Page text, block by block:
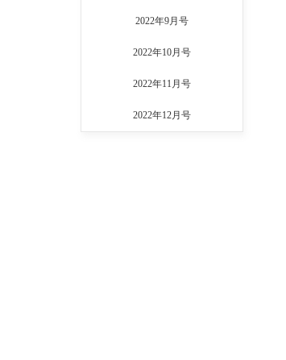
2022年9月号
2022年10月号
2022年11月号
2022年12月号